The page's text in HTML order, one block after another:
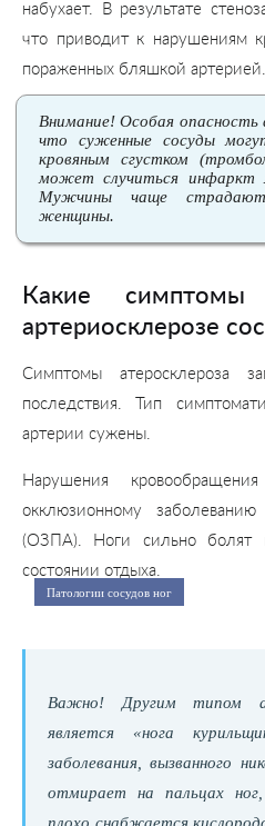
набухает. В результате
что приводит к нарушениям
пораженных бляшкой артерией.
Внимание! Особая опасность
что суженные сосуды
кровяным сгустком
может случиться инфаркт
Мужчины чаще
женщины.
Какие симптомы
артериосклерозе
Симптомы атеросклероза
последствия. Тип
артерии сужены.
Нарушения
окклюзионному
(ОЗПА). Ноги сильно
состоянии отдыха.
Патологии сосудов ног
Важно! Другим типом
является «нога
заболевания, вызванного
отмирает на пальцах